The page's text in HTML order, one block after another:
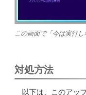
この画面で「今は実行
対処方法
以下は、このアッ